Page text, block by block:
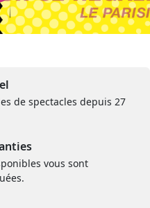
de spectacles depuis 27
vous sont